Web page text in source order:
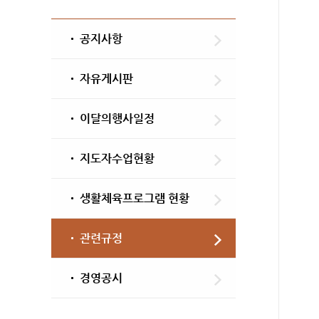
공지사항
자유게시판
이달의행사일정
지도자수업현황
생활체육프로그램 현황
관련규정
경영공시